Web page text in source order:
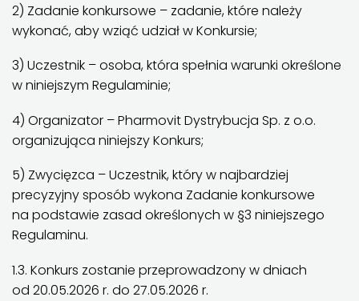
2) Zadanie konkursowe – zadanie, które należy
wykonać, aby wziąć udział w Konkursie;
3) Uczestnik – osoba, która spełnia warunki określone
w niniejszym Regulaminie;
4) Organizator – Pharmovit Dystrybucja Sp. z o.o.
organizująca niniejszy Konkurs;
5) Zwycięzca – Uczestnik, który w najbardziej
precyzyjny sposób wykona Zadanie konkursowe
na podstawie zasad określonych w §3 niniejszego
Regulaminu.
1.3. Konkurs zostanie przeprowadzony w dniach
od 20.05.2026 r. do 27.05.2026 r.